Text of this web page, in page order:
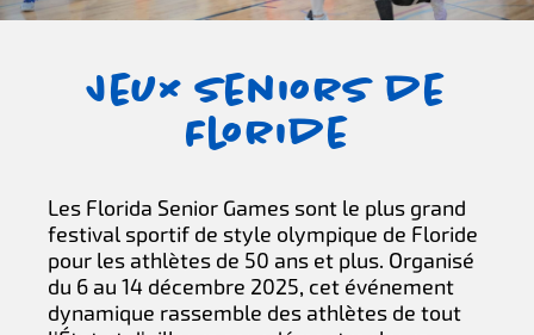
Jeux seniors de
Floride
Les Florida Senior Games sont le plus grand
festival sportif de style olympique de Floride
pour les athlètes de 50 ans et plus. Organisé
du 6 au 14 décembre 2025, cet événement
dynamique rassemble des athlètes de tout